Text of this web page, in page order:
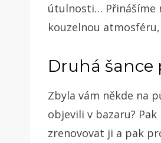
útulnosti… Přinášíme
kouzelnou
Druhá šance
Zbyla vám někde na
objevili v bazaru?
zrenovovat ji a pak